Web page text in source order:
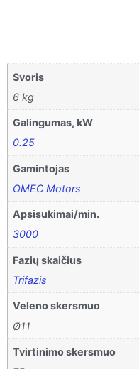
Svoris
6 kg
Galingumas, kW
0.25
Gamintojas
OMEC Motors
Apsisukimai/min.
3000
Fazių skaičius
Trifazis
Veleno skersmuo
Ø11
Tvirtinimo skersmuo